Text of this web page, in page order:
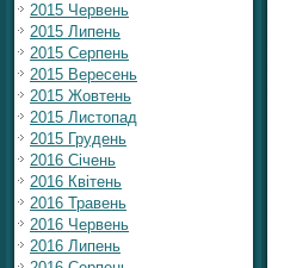
2015 Червень
2015 Липень
2015 Серпень
2015 Вересень
2015 Жовтень
2015 Листопад
2015 Грудень
2016 Січень
2016 Квітень
2016 Травень
2016 Червень
2016 Липень